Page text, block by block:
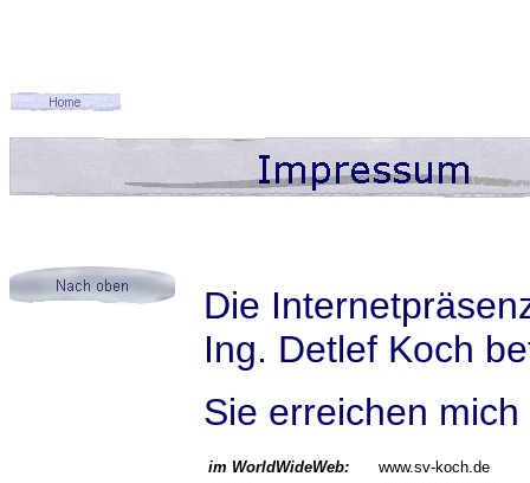
Die
Ing. Detlef Koch
Sie erreichen
im WorldWideWeb:
www.sv-koch.de